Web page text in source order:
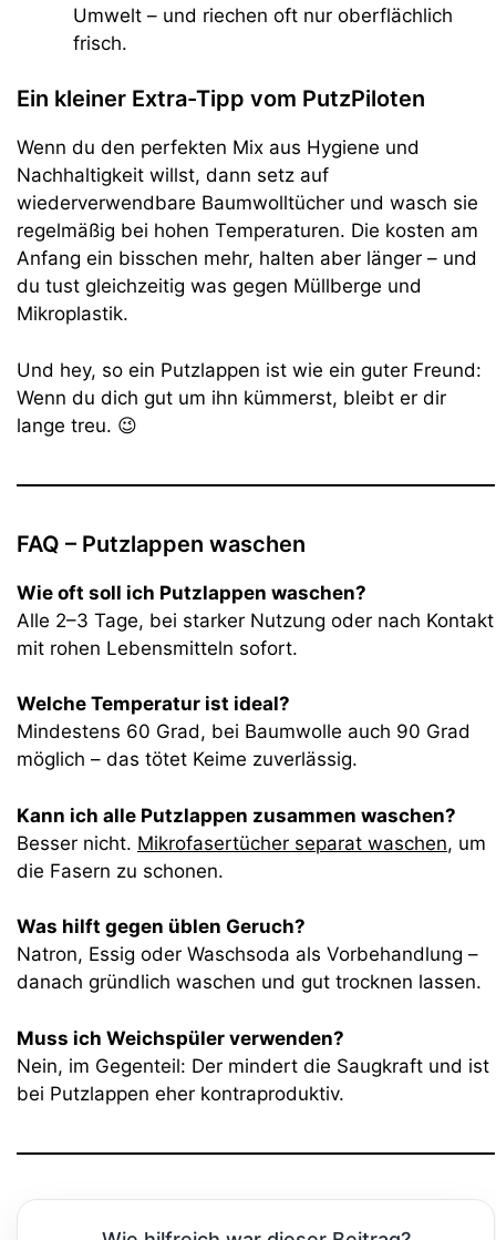
Umwelt – und riechen oft nur oberflächlich
frisch.
Ein kleiner Extra-Tipp vom PutzPiloten
Wenn du den perfekten Mix aus Hygiene und
Nachhaltigkeit willst, dann setz auf
wiederverwendbare Baumwolltücher und wasch sie
regelmäßig bei hohen Temperaturen. Die kosten am
Anfang ein bisschen mehr, halten aber länger – und
du tust gleichzeitig was gegen Müllberge und
Mikroplastik.
Und hey, so ein Putzlappen ist wie ein guter Freund:
Wenn du dich gut um ihn kümmerst, bleibt er dir
lange treu. 😉
FAQ – Putzlappen waschen
Wie oft soll ich Putzlappen waschen?
Alle 2–3 Tage, bei starker Nutzung oder nach Kontakt
mit rohen Lebensmitteln sofort.
Welche Temperatur ist ideal?
Mindestens 60 Grad, bei Baumwolle auch 90 Grad
möglich – das tötet Keime zuverlässig.
Kann ich alle Putzlappen zusammen waschen?
Besser nicht. Mikrofasertücher separat waschen, um
die Fasern zu schonen.
Was hilft gegen üblen Geruch?
Natron, Essig oder Waschsoda als Vorbehandlung –
danach gründlich waschen und gut trocknen lassen.
Muss ich Weichspüler verwenden?
Nein, im Gegenteil: Der mindert die Saugkraft und ist
bei Putzlappen eher kontraproduktiv.